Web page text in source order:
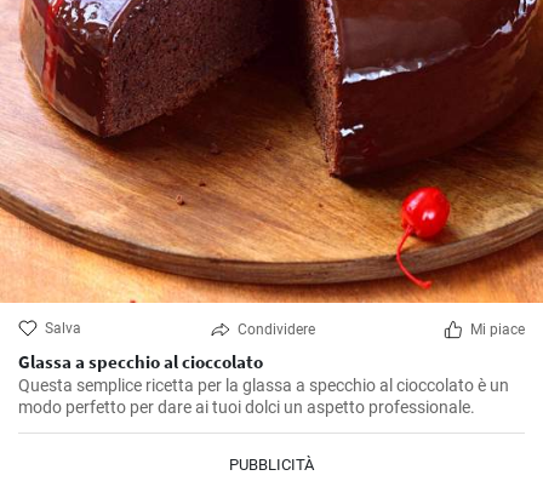
Salva Condividere Mi piace
Glassa a specchio al cioccolato
Questa semplice ricetta per la glassa a specchio al cioccolato è un
modo perfetto per dare ai tuoi dolci un aspetto professionale.
PUBBLICITÀ